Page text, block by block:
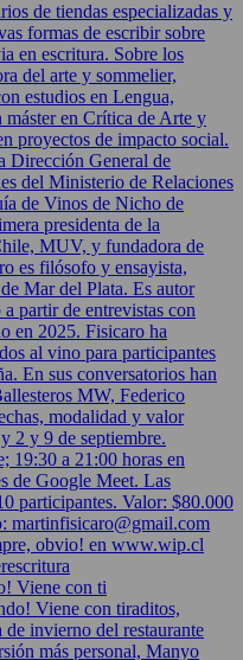
Viene con ti